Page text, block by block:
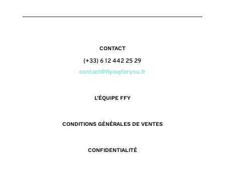
CONTACT
(+33) 6 12 442 25 29
contact@flyingforyou.fr
L’ÉQUIPE FFY
CONDITIONS GÉNÉRALES DE VENTES
CONFIDENTIALITÉ